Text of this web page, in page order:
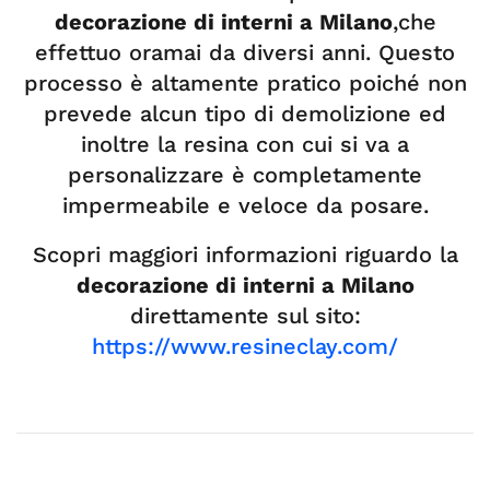
decorazione di interni a Milano,che
effettuo oramai da diversi anni. Questo
processo è altamente pratico poiché non
prevede alcun tipo di demolizione ed
inoltre la resina con cui si va a
personalizzare è completamente
impermeabile e veloce da posare.
Scopri maggiori informazioni riguardo la
decorazione di interni a Milano
direttamente sul sito:
https://www.resineclay.com/